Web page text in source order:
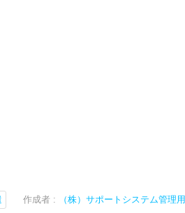
作成者 : （株）サポートシステム管理用